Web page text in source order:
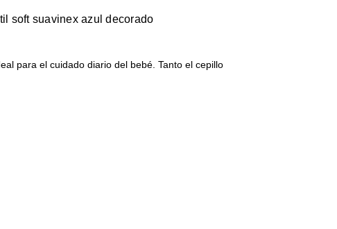
soft suavinex azul decorado
para el cuidado diario del bebé. Tanto el cepillo